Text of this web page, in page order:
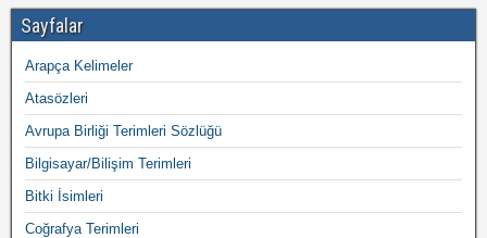
Sayfalar
Arapça Kelimeler
Atasözleri
Avrupa Birliği Terimleri Sözlüğü
Bilgisayar/Bilişim Terimleri
Bitki İsimleri
Coğrafya Terimleri